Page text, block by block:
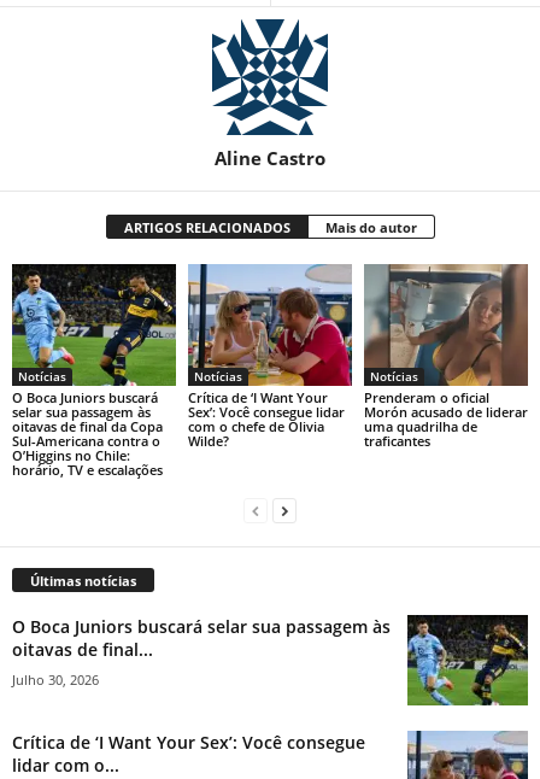
Aline Castro
ARTIGOS RELACIONADOS Mais do autor
Notícias
O Boca Juniors buscará
selar sua passagem às
oitavas de final da Copa
Sul-Americana contra o
O’Higgins no Chile:
horário, TV e escalações
Notícias
Crítica de ‘I Want Your
Sex’: Você consegue lidar
com o chefe de Olivia
Wilde?
Notícias
Prenderam o oficial
Morón acusado de liderar
uma quadrilha de
traficantes
Últimas notícias
O Boca Juniors buscará selar sua passagem às
oitavas de final...
Julho 30, 2026
Crítica de ‘I Want Your Sex’: Você consegue
lidar com o...